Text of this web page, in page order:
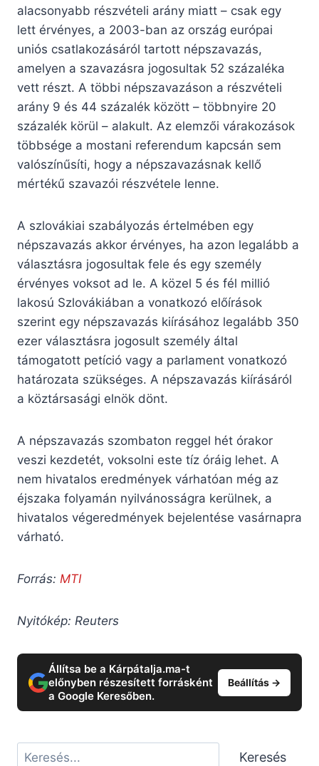
alacsonyabb részvételi arány miatt – csak egy
lett érvényes, a 2003-ban az ország európai
uniós csatlakozásáról tartott népszavazás,
amelyen a szavazásra jogosultak 52 százaléka
vett részt. A többi népszavazáson a részvételi
arány 9 és 44 százalék között – többnyire 20
százalék körül – alakult. Az elemzői várakozások
többsége a mostani referendum kapcsán sem
valószínűsíti, hogy a népszavazásnak kellő
mértékű szavazói részvétele lenne.
A szlovákiai szabályozás értelmében egy
népszavazás akkor érvényes, ha azon legalább a
választásra jogosultak fele és egy személy
érvényes voksot ad le. A közel 5 és fél millió
lakosú Szlovákiában a vonatkozó előírások
szerint egy népszavazás kiírásához legalább 350
ezer választásra jogosult személy által
támogatott petíció vagy a parlament vonatkozó
határozata szükséges. A népszavazás kiírásáról
a köztársasági elnök dönt.
A népszavazás szombaton reggel hét órakor
veszi kezdetét, voksolni este tíz óráig lehet. A
nem hivatalos eredmények várhatóan még az
éjszaka folyamán nyilvánosságra kerülnek, a
hivatalos végeredmények bejelentése vasárnapra
várható.
Forrás: MTI
Nyitókép: Reuters
Állítsa be a Kárpátalja.ma-t
előnyben részesített forrásként
a Google Keresőben.
Beállítás →
Keresés Keresés